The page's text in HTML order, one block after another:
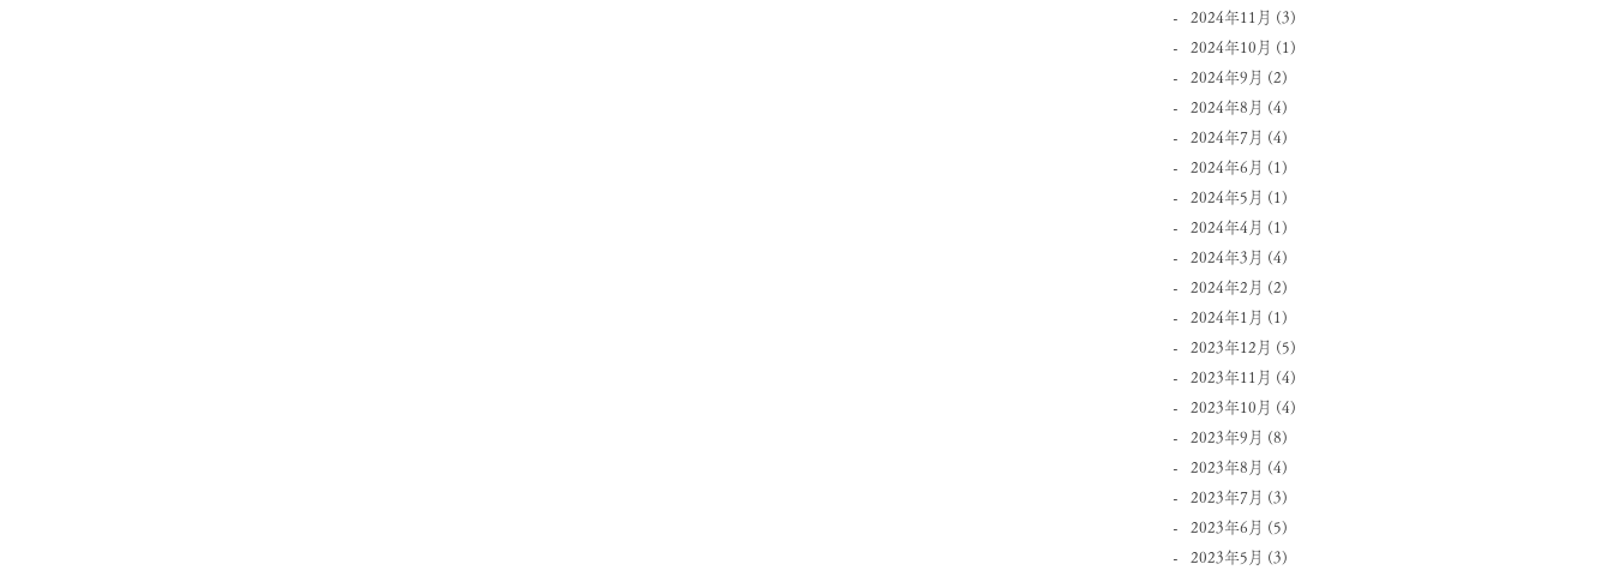
2024年11月 (3)
2024年10月 (1)
2024年9月 (2)
2024年8月 (4)
2024年7月 (4)
2024年6月 (1)
2024年5月 (1)
2024年4月 (1)
2024年3月 (4)
2024年2月 (2)
2024年1月 (1)
2023年12月 (5)
2023年11月 (4)
2023年10月 (4)
2023年9月 (8)
2023年8月 (4)
2023年7月 (3)
2023年6月 (5)
2023年5月 (3)